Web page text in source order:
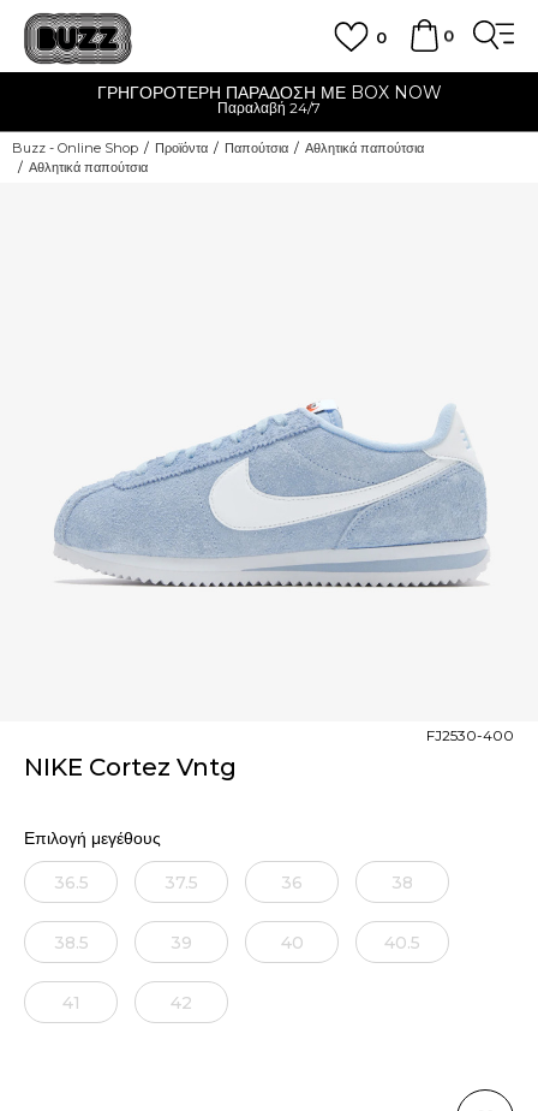
0
0
ΓΡΗΓΟΡΟΤΕΡΗ ΠΑΡΑΔΟΣΗ ΜΕ BOX NOW
Παραλαβή 24/7
Buzz - Online Shop Προϊόντα Παπούτσια
Αθλητικά παπούτσια
Αθλητικά παπούτσια
NIKE Cortez Vntg
FJ2530-400
Επιλογή μεγέθους
36.5 37.5 36 38
38.5 39 40 40.5
41 42